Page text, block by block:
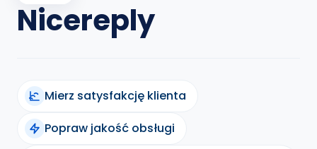
Nicereply
Mierz satysfakcję klienta
Popraw jakość obsługi